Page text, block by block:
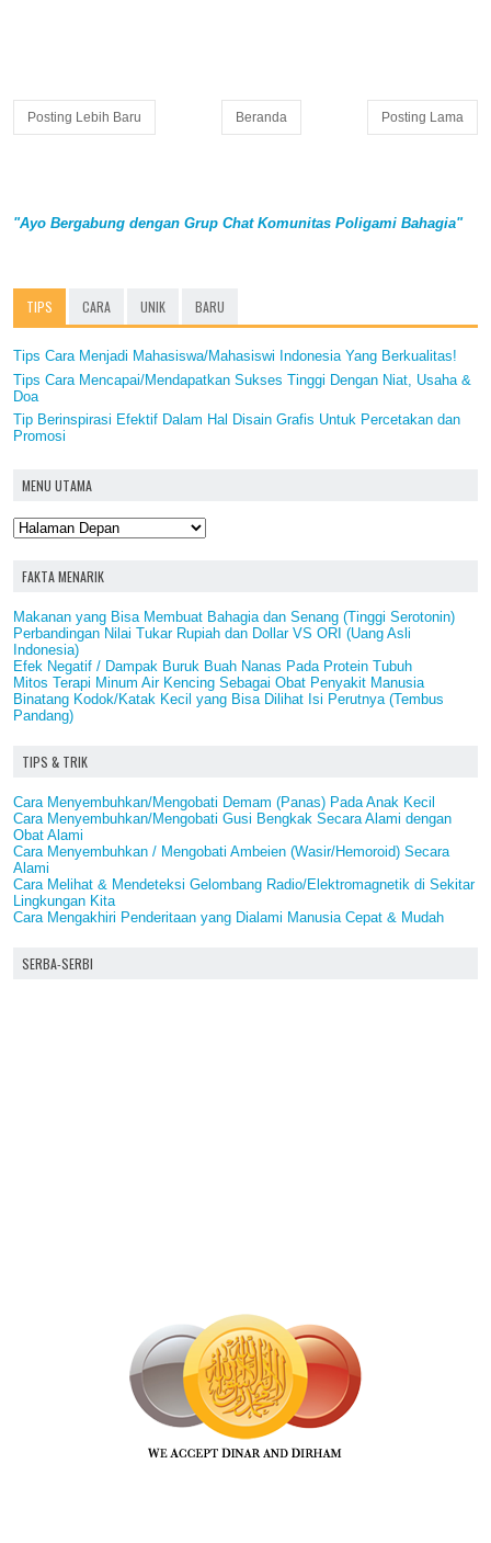
Posting Lebih Baru Posting Lama
Beranda
"Ayo Bergabung dengan Grup Chat Komunitas Poligami Bahagia"
TIPS CARA UNIK BARU
Tips Cara Menjadi Mahasiswa/Mahasiswi Indonesia Yang Berkualitas!
Tips Cara Mencapai/Mendapatkan Sukses Tinggi Dengan Niat, Usaha &
Doa
Tip Berinspirasi Efektif Dalam Hal Disain Grafis Untuk Percetakan dan
Promosi
MENU UTAMA
FAKTA MENARIK
Makanan yang Bisa Membuat Bahagia dan Senang (Tinggi Serotonin)
Perbandingan Nilai Tukar Rupiah dan Dollar VS ORI (Uang Asli
Indonesia)
Efek Negatif / Dampak Buruk Buah Nanas Pada Protein Tubuh
Mitos Terapi Minum Air Kencing Sebagai Obat Penyakit Manusia
Binatang Kodok/Katak Kecil yang Bisa Dilihat Isi Perutnya (Tembus
Pandang)
TIPS & TRIK
Cara Menyembuhkan/Mengobati Demam (Panas) Pada Anak Kecil
Cara Menyembuhkan/Mengobati Gusi Bengkak Secara Alami dengan
Obat Alami
Cara Menyembuhkan / Mengobati Ambeien (Wasir/Hemoroid) Secara
Alami
Cara Melihat & Mendeteksi Gelombang Radio/Elektromagnetik di Sekitar
Lingkungan Kita
Cara Mengakhiri Penderitaan yang Dialami Manusia Cepat & Mudah
SERBA-SERBI